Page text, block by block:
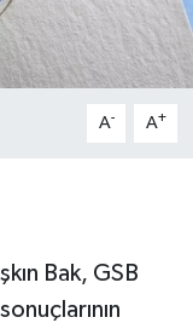
A- A+
Bak, GSB